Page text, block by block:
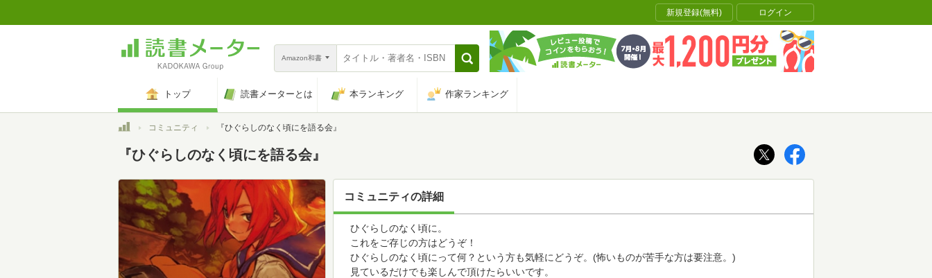
新規登録(無料) ログイン
Amazon和書
トップ 読書メーターとは 本ランキング 作家ランキング
トップコミュニティ 『ひぐらしのなく頃にを語る会』
『ひぐらしのなく頃にを語る会』
コミュニティの詳細
ひぐらしのなく頃に。
これをご存じの方はどうぞ！
ひぐらしのなく頃にって何？という方も気軽にどうぞ。(怖いものが苦手な方は要注意。)
見ているだけでも楽しんで頂けたらいいです。